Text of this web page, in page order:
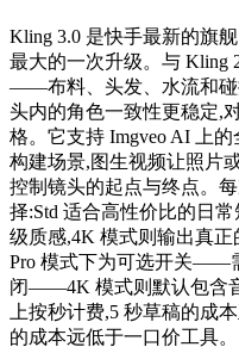
Kling 3.0 是快手最新的旗
最大的一次升级。与 Kling
——布料、头发、水流和
头内的角色一致性更稳定,
格。它支持 Imgveo AI 上
构建场景,图生视频让照片
控制镜头的起点与终点。
择:Std 适合高性价比的日
级质感,4K 模式则输出真正
Pro 模式下为可选开关——
闭——4K 模式则默认包含
上按秒计费,5 秒草稿的成
的成本远低于一口价工具。